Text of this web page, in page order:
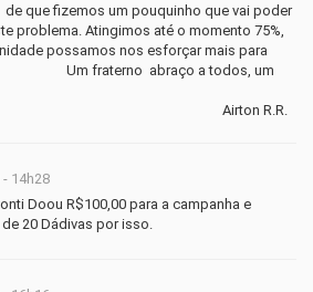
que fizemos um pouquinho que vai poder
problema. Atingimos até o momento 75%,
possamos nos esforçar mais para
Um fraterno abraço a todos, um
R.R.
- 14h28
Doou R$100,00 para a campanha e
20 Dádivas por isso.